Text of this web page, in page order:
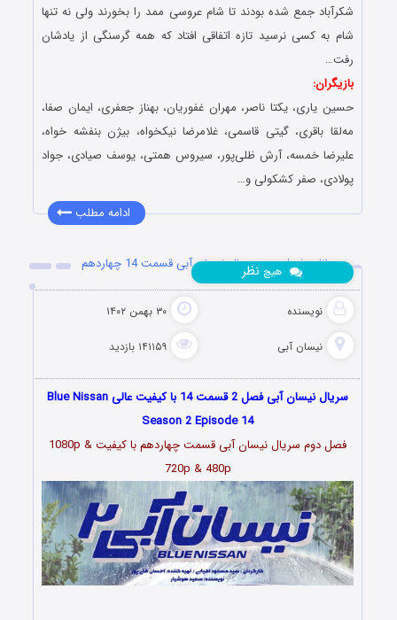
شکرآباد جمع شده بودند تا شام عروسی ممد را بخورند ولی نه تنها
شام به کسی نرسید تازه اتفاقی افتاد که همه گرسنگی از یادشان
رفت…
بازیگران:
حسین یاری، یکتا ناصر، مهران غفوریان، بهناز جعفری، ایمان صفا،
مه‌لقا باقری، گیتی قاسمی، غلامرضا نیکخواه، بیژن بنفشه خواه،
علیرضا خمسه، آرش ظلی‌پور، سیروس همتی، یوسف صیادی، جواد
پولادی، صفر کشکولی و…
ادامه مطلب
دانلود فصل دوم سریال نیسان آبی قسمت 14 چهاردهم
نویسنده ۳۰ بهمن ۱۴۰۲
نیسان آبی ۱۴۱۱۵۹ بازدید
هیچ نظر
سریال نیسان آبی فصل 2 قسمت 14 با کیفیت عالی Blue Nissan
Season 2 Episode 14
فصل دوم سریال نیسان آبی قسمتچهاردهم
با کیفیت 1080p &
720p & 480p